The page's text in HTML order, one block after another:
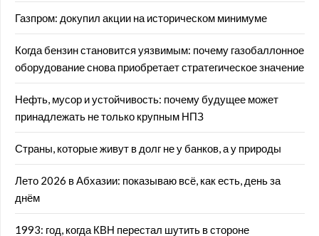
Газпром: докупил акции на историческом минимуме
Когда бензин становится уязвимым: почему газобаллонное
оборудование снова приобретает стратегическое значение
Нефть, мусор и устойчивость: почему будущее может
принадлежать не только крупным НПЗ
Страны, которые живут в долг не у банков, а у природы
Лето 2026 в Абхазии: показываю всё, как есть, день за
днём
1993: год, когда КВН перестал шутить в стороне